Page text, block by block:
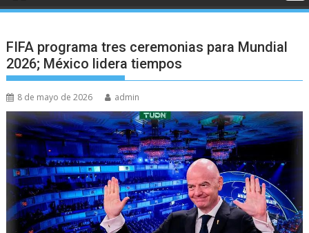
FIFA programa tres ceremonias para Mundial
2026; México lidera tiempos
8 de mayo de 2026 admin